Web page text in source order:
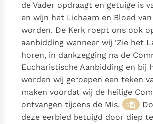
de Vader opdraagt en getuige is
en wijn het Lichaam en Bloed
worden. De Kerk roept ons ook
aanbidding wanneer wij 'Zie het
horen, in dankzegging na de
Eucharistische Aanbidding en bij
worden wij geroepen een teken
maken voordat wij de heilige
ontvangen tijdens de Mis.
3
deze eerbied betuigd door diep